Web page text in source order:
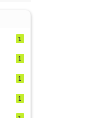
1
1
1
1